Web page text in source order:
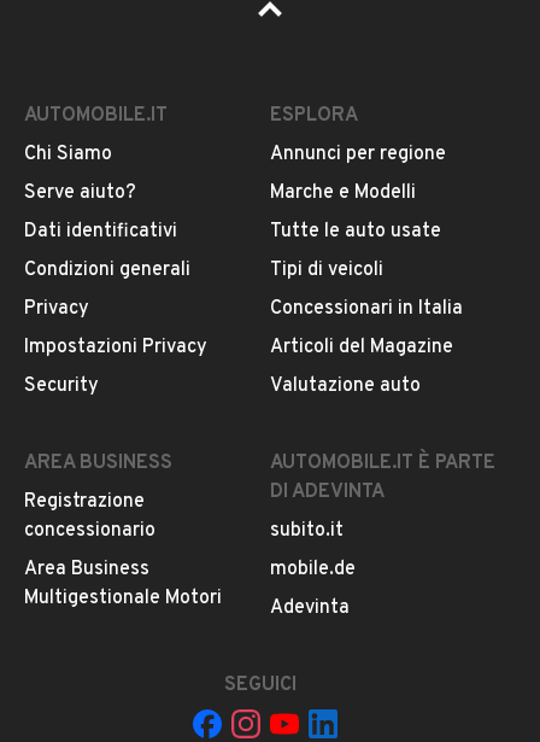
Pubblicità
DESCRIZIONE
Vendo bellissimo evoque 110kw 150cv ibrido con soli
garanzia. per qualsiasi informazione non esitare a
INFORMAZIONI VEICOLO
DATI BASE CONSUMI ESTETICA E
AUTOMOBILE.IT
Chi Siamo
Serve aiuto?
Dati identificativi
Condizioni generali
Privacy
Impostazioni Privacy
Security
ESPLORA
Annunci per regione
Marche e Modelli
Tutte le auto usate
Tipi di veicoli
Concessionari in Italia
Articoli del Magazine
Valutazione auto
AREA BUSINESS
Registrazione
concessionario
Area Business
Multigestionale Motori
AUTOMOBILE.IT È PARTE
DI ADEVINTA
subito.it
mobile.de
Adevinta
SEGUICI